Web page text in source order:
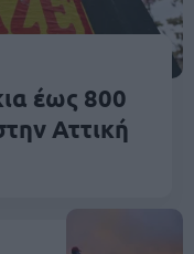
έως 800
Αττική